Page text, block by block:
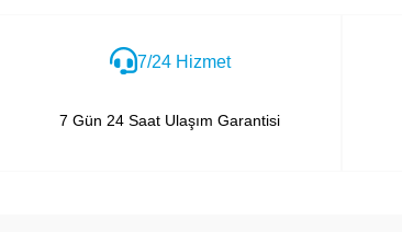
7/24 Hizmet
7 Gün 24 Saat Ulaşım Garantisi